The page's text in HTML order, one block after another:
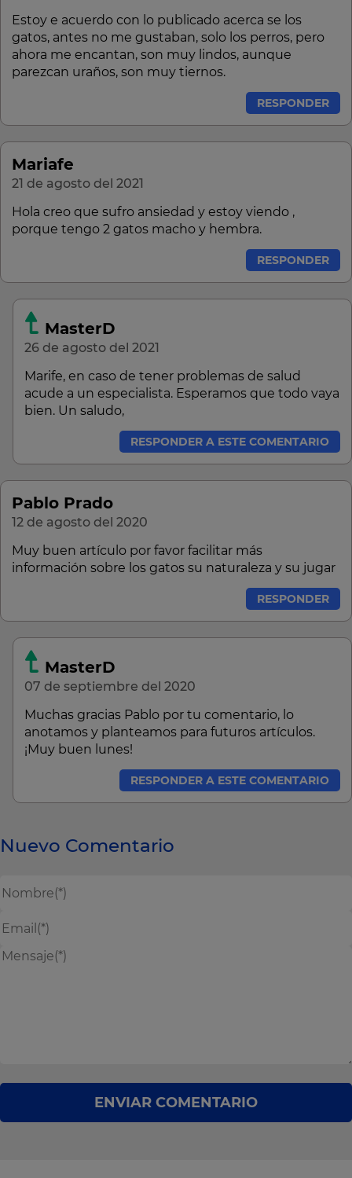
Estoy e acuerdo con lo publicado acerca se los
gatos, antes no me gustaban, solo los perros, pero
ahora me encantan, son muy lindos, aunque
parezcan uraños, son muy tiernos.
RESPONDER
Mariafe
21 de agosto del 2021
Hola creo que sufro ansiedad y estoy viendo ,
porque tengo 2 gatos macho y hembra.
RESPONDER
MasterD
26 de agosto del 2021
Marife, en caso de tener problemas de salud
acude a un especialista. Esperamos que todo vaya
bien. Un saludo,
RESPONDER A ESTE COMENTARIO
Pablo Prado
12 de agosto del 2020
Muy buen artículo por favor facilitar más
información sobre los gatos su naturaleza y su jugar
RESPONDER
MasterD
07 de septiembre del 2020
Muchas gracias Pablo por tu comentario, lo
anotamos y planteamos para futuros artículos.
¡Muy buen lunes!
RESPONDER A ESTE COMENTARIO
Nuevo Comentario
ENVIAR COMENTARIO